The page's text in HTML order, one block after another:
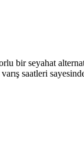
bir seyahat
saatleri